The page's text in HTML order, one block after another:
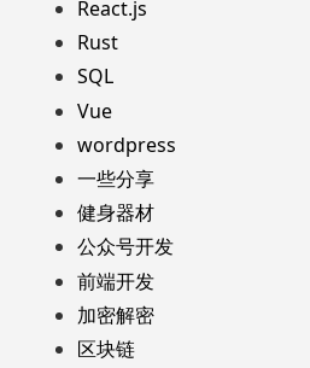
React.js
Rust
SQL
Vue
wordpress
一些分享
健身器材
公众号开发
前端开发
加密解密
区块链